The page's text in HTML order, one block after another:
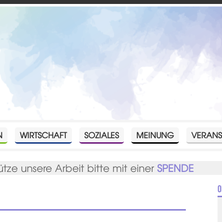
WIRTSCHAFT SOZIALES MEINUNG
unsere Arbeit bitte mit einerSPENDE